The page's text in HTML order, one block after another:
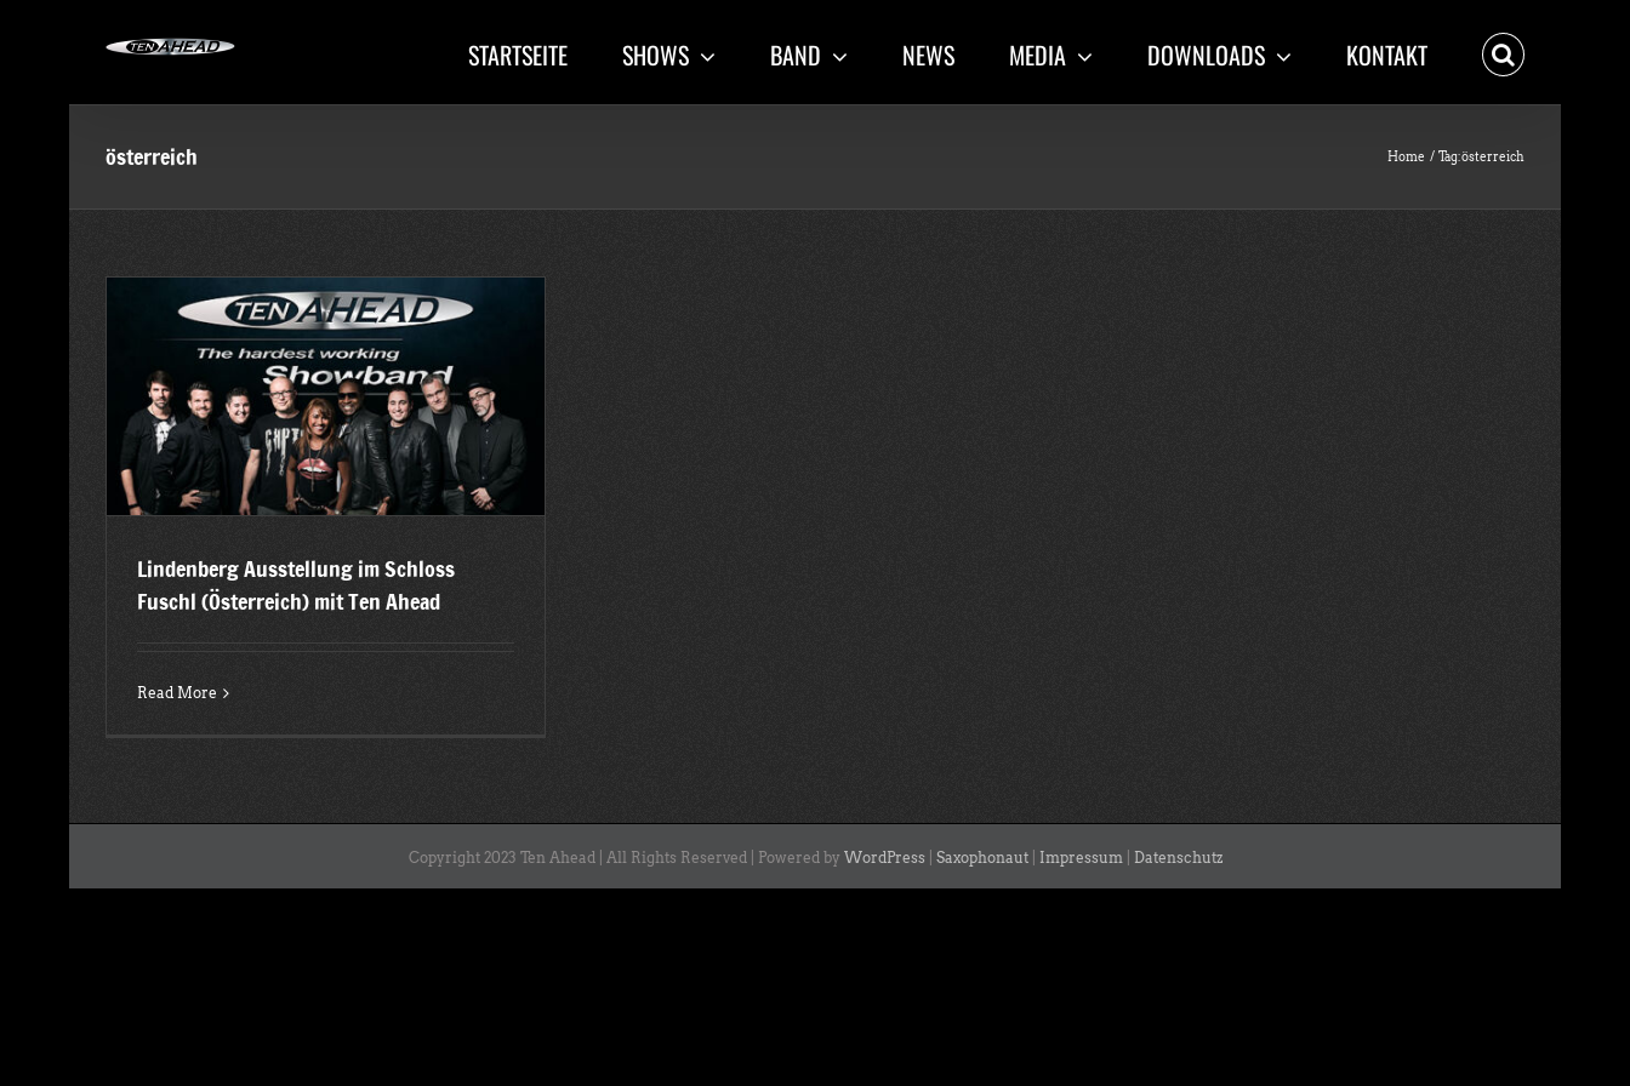
STARTSEITE SHOWS BAND NEWS MEDIA DOWNLOADS KONTAKT
österreich Home Tag:österreich
Lindenberg Ausstellung im Schloss
Fuschl (Österreich) mit Ten Ahead
Read More
Copyright 2023 Ten Ahead | All Rights Reserved | Powered by WordPress| Saxophonaut| Impressum| Datenschutz